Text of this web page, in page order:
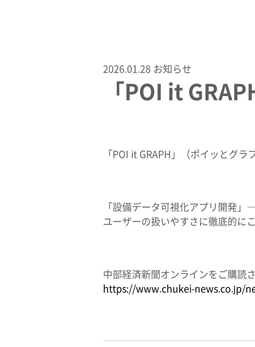
2026.01.28 お知らせ
「POI it
「POI it GRAPH」（ポイッとグ
「設備データ可視化アプリ開発
ユーザーの扱いやすさに徹底的に
中部経済新聞オンラインをご購読
https://www.chukei-news.co.jp/